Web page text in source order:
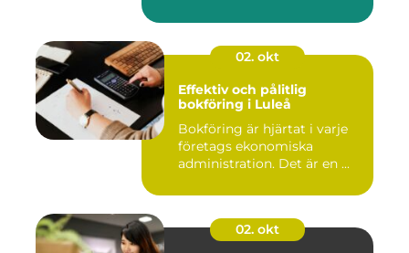
02. okt
Effektiv och pålitlig
bokföring i Luleå
Bokföring är hjärtat i varje
företags ekonomiska
administration. Det är en ...
02. okt